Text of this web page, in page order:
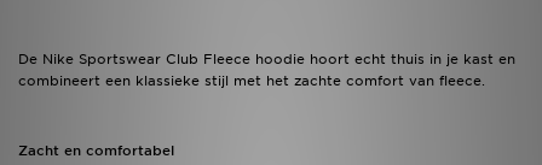
De Nike Sportswear Club Fleece hoodie hoort echt thuis in je kast en
combineert een klassieke stijl met het zachte comfort van fleece.
Zacht en comfortabel